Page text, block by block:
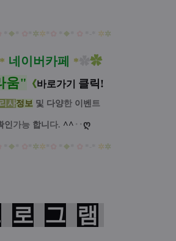
❖ ✲✲ ❖ ✲✲
* 네이버카페 * ✿
움" 《바로가기 클릭!
리 사정보 및 다양한 이벤트
인가능 합니 다. ^^ ‥ ღ
❖ ✲✲ ❖ ✲✲
로 그 램